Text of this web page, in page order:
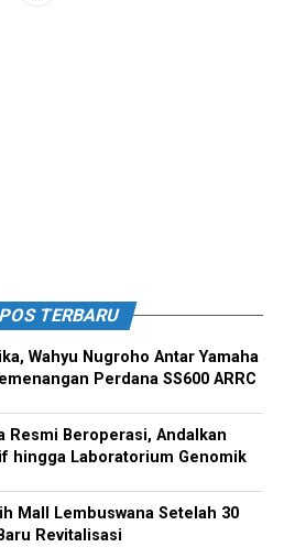
TERBARU
Wahyu Nugroho Antar Yamaha
Perdana SS600 ARRC
Resmi Beroperasi, Andalkan
hingga Laboratorium Genomik
Mall Lembuswana Setelah 30
Revitalisasi